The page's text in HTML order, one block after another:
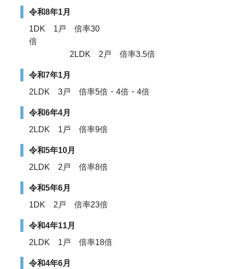
令和8年1月
1DK 1戸 倍率30
倍
2LDK 2戸 倍率3.5倍
令和7年1月
2LDK 3戸 倍率5倍・4倍・4倍
令和6年4月
2LDK 1戸 倍率9倍
令和5年10月
2LDK 2戸 倍率8倍
令和5年6月
1DK 2戸 倍率23倍
令和4年11月
2LDK 1戸 倍率18倍
令和4年6月